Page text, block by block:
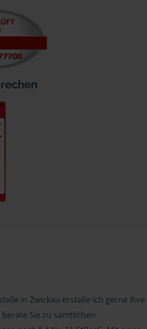
in Zwickau erstelle ich gerne Ihre
Sie zu sämtlichen